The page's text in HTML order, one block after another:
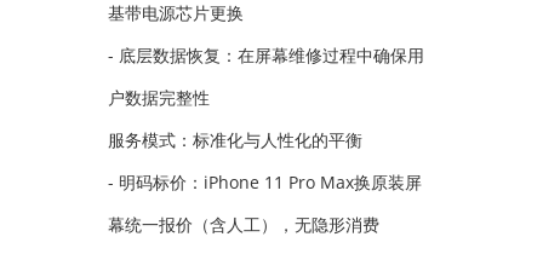
基带电源芯片更换
- 底层数据恢复：在屏幕维修过程中确保用
户数据完整性
服务模式：标准化与人性化的平衡
- 明码标价：iPhone 11 Pro Max换原装屏
幕统一报价（含人工），无隐形消费